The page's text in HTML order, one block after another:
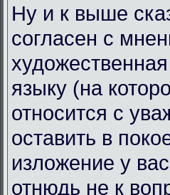
Ну и к выше
согласен с
языку (на
относится с
оставить в
изложение у
отнюдь не к